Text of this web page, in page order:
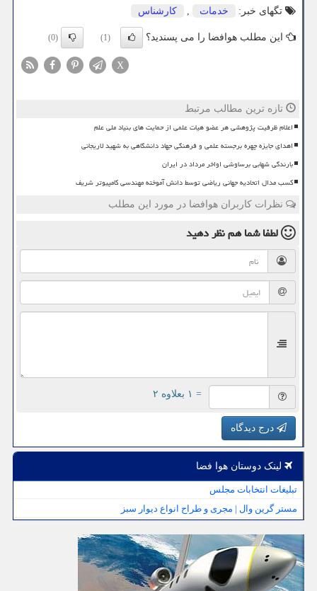
تگهای خبر: خدمات , كارشناس
این مطلب هوافضا را می پسندید؟ (1)
(0)
X
تازه ترین مطالب مرتبط
اعلام ظرفیت پژوهشی هر عضو هیات علمی از حمایت های بنیاد ملی علم
اهدای جایزه چهره برجسته علمی و فرهنگی جهاد دانشگاهی به شهید لاریجانی
بارندگی شهابی برساوشی اواخر مرداد در ایران
کسب مدال اتحادیه جهانی ریاضی توسط دانش آموخته مهندسی کامپیوتر شریف
نظرات کاربران هوافضا در مورد این مطلب
لطفا شما همنظر دهید
= ۱ بعلاوه ۲
درج دیدگاه
لینک دوستان هوا فضا
تبلیغات انتخابات مجلس
مستر گرین وال | مجری و طراح انواع دیوار سبز